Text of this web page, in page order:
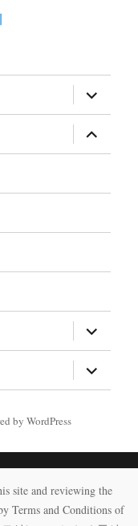
위
메
뉴
확
장
위
메
장
위
메
뉴
확
장
위
메
by WordPress